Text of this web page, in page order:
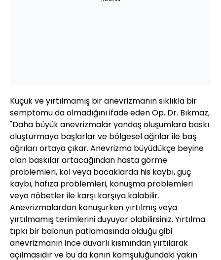
Küçük ve yırtılmamış bir anevrizmanın sıklıkla bir
semptomu da olmadığını ifade eden Op. Dr. Bıkmaz,
"Daha büyük anevrizmalar yandaş oluşumlara baskı
oluşturmaya başlarlar ve bölgesel ağrılar ile baş
ağrıları ortaya çıkar. Anevrizma büyüdükçe beyine
olan baskılar artacağından hasta görme
problemleri, kol veya bacaklarda his kaybı, güç
kaybı, hafıza problemleri, konuşma problemleri
veya nöbetler ile karşı karşıya kalabilir.
Anevrizmalardan konuşurken yırtılmış veya
yırtılmamış terimlerini duyuyor olabilirsiniz. Yırtılma
tıpkı bir balonun patlamasında olduğu gibi
anevrizmanın ince duvarlı kısmından yırtılarak
açılmasıdır ve bu da kanın komşuluğundaki yakın